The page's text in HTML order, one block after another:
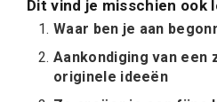
Dit vind je misschien ook
Waar ben je aan
Aankondiging van een
originele ideeën